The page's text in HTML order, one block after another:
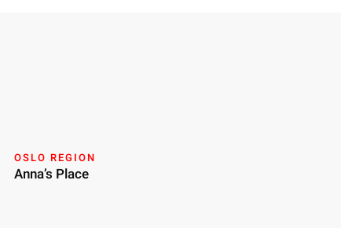
OSLO REGION
Anna’s Place